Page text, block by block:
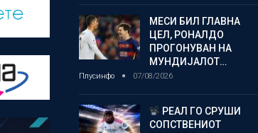
МЕСИ БИЛ ГЛАВНА
ЦЕЛ, РОНАЛДО
ПРОГОНУВАН НА
МУНДИЈАЛОТ…
Плусинфо 07/08/2026
РЕАЛ ГО СРУШИ
СОПСТВЕНИОТ